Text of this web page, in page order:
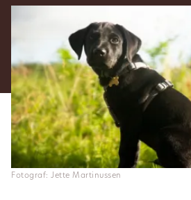
Fotograf: Jette Martinussen